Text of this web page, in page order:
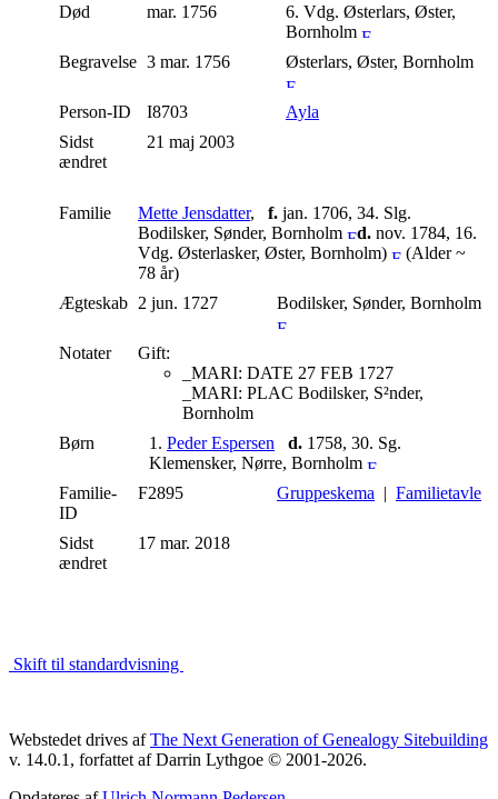
Død
mar. 1756
6. Vdg. Østerlars, Øster,
Bornholm
Begravelse 3 mar. 1756 Østerlars, Øster, Bornholm
Person-ID I8703
Ayla
Sidst
ændret
21 maj 2003
Familie Mette Jensdatter, f. jan. 1706, 34. Slg.
Bodilsker, Sønder, Bornholm
d. nov. 1784, 16.
Vdg. Østerlasker, Øster, Bornholm)
(Alder ~
78 år)
Ægteskab 2 jun. 1727 Bodilsker, Sønder, Bornholm
Notater
Gift:
_MARI: DATE 27 FEB 1727
_MARI: PLAC Bodilsker, S²nder,
Bornholm
Børn
1. Peder Espersen d. 1758, 30. Sg.
Klemensker, Nørre, Bornholm
Familie-
ID
F2895 Gruppeskema | Familietavle
Sidst
ændret
17 mar. 2018
Skift til standardvisning
Webstedet drives afThe Next Generation of Genealogy Sitebuilding
v. 14.0.1, forfattet af Darrin Lythgoe © 2001-2026.